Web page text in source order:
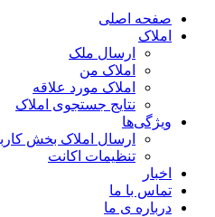
صفحه اصلی
املاک
ارسال ملک
املاک من
املاک مورد علاقه
نتایج جستجوی املاک
ویژگی‌ها
ارسال املاک بخش
تنظیمات اکانت
اخبار
تماس با ما
درباره ی ما